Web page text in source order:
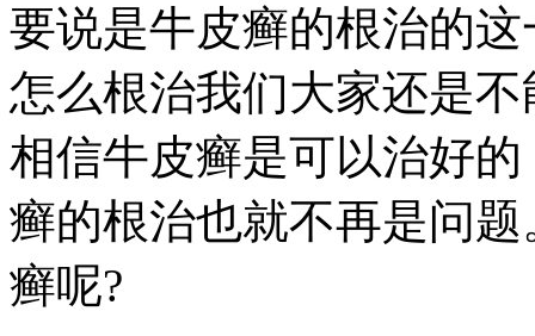
要说是牛皮癣的根治的
怎么根治我们大家还是
相信牛皮癣是可以治好
癣的根治也就不再是问
癣呢?